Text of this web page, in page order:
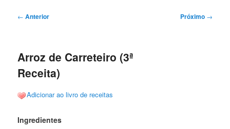
Navegação
← Anterior Próximo →
Arroz de Carreteiro (3ª
Receita)
Adicionar ao livro de receitas
Ingredientes